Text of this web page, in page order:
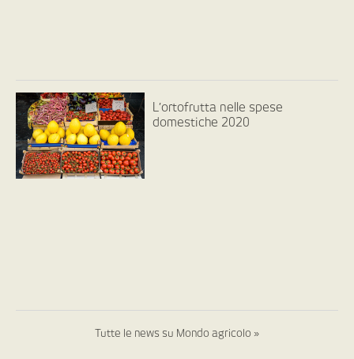
L’ortofrutta nelle spese
domestiche 2020
Tutte le news su Mondo agricolo »